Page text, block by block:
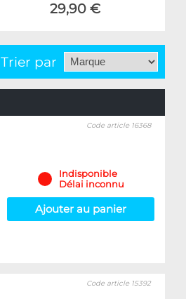
29,90 €
Trier par
Code article 16368
Indisponible
Délai inconnu
Ajouter au panier
Code article 15392